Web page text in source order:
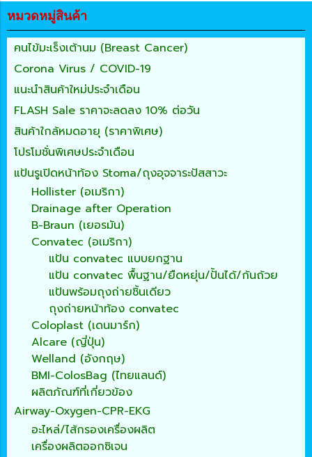
หมวดหมู่สินค้า
คนไข้มะเร็งเต้านม (Breast Cancer)
Corona Virus / COVID-19
แนะนำสินค้าใหม่ประจำเดือน
FLASH Sale ราคาจะลดลง 10% ต่อวัน
สินค้าใกล้หมดอายุ (ราคาพิเศษ)
โปรโมชั่นพิเศษประจำเดือน
แป้นรูเปิดหน้าท้อง Stoma/ถุงอุจจาระปัสสาวะ
Hollister (อเมริกา)
Drainage after Operation
B-Braun (เยอรมัน)
Convatec (อเมริกา)
แป้น convatec แบบยกฐาน
แป้น convatec พื้นฐาน/ยืดหยุ่น/ปั้นได้/ก้นถ้วย
แป้นพร้อมถุงถ่ายชิ้นเดียว
ถุงถ่ายหน้าท้อง convatec
Coloplast (เดนมาร์ก)
Alcare (ญี่ปุ่น)
Welland (อังกฤษ)
BMI-ColosBag (ไทยแลนด์)
ผลิตภัณฑ์ที่เกี่ยวข้อง
Airway-Oxygen-CPR-EKG
อะไหล่/ไส้กรองเครื่องผลิต
เครื่องผลิตออกซิเจน